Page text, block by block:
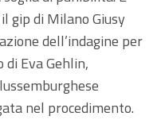
gip di Milano Giusy
dell’indagine per
di Eva Gehlin,
nel procedimento.